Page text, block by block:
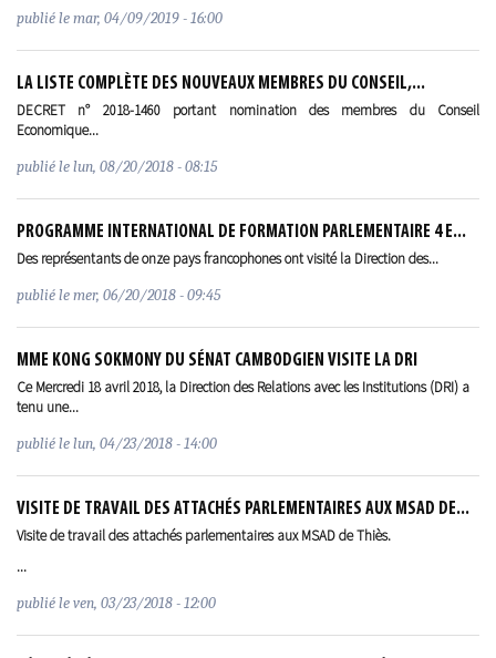
publié lemar, 04/09/2019 - 16:00
LA LISTE COMPLÈTE DES NOUVEAUX MEMBRES DU CONSEIL,...
DECRET n° 2018-1460 portant nomination des membres du Conseil
Economique...
publié lelun, 08/20/2018 - 08:15
PROGRAMME INTERNATIONAL DE FORMATION PARLEMENTAIRE 4 E...
Des représentants de onze pays francophones ont visité la Direction des...
publié lemer, 06/20/2018 - 09:45
MME KONG SOKMONY DU SÉNAT CAMBODGIEN VISITE LA DRI
Ce Mercredi 18 avril 2018, la Direction des Relations avec les Institutions (DRI) a
tenu une...
publié lelun, 04/23/2018 - 14:00
VISITE DE TRAVAIL DES ATTACHÉS PARLEMENTAIRES AUX MSAD DE...
Visite de travail des attachés parlementaires aux MSAD de Thiès.
...
publié leven, 03/23/2018 - 12:00